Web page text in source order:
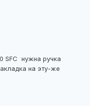
SFC нужна ручка
на эту-же